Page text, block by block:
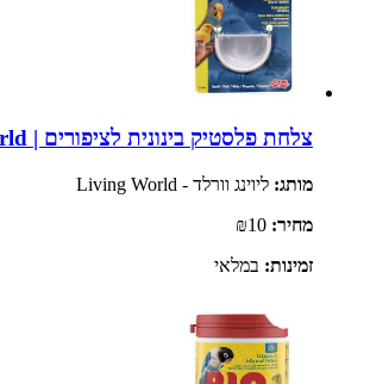
צלחת פלסטיק בינונית לציפורים | Living World
מותג: ליוינג וורלד - Living World
מחיר:
זמינות: במלאי